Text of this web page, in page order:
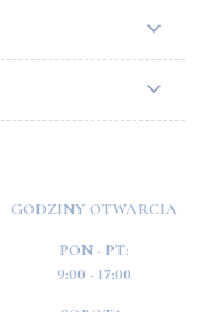
GODZINY OTWARCIA
PON - PT:
9:00 - 17:00